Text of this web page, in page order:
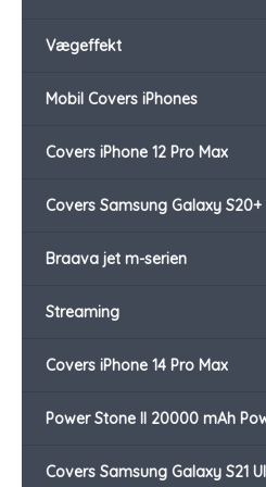
Vægeffekt
Mobil Covers iPhones
Covers iPhone 12 Pro Max
Covers Samsung Galaxy S20+
Braava jet m-serien
Streaming
Covers iPhone 14 Pro Max
Power Stone II 20000 mAh
Covers Samsung Galaxy S21